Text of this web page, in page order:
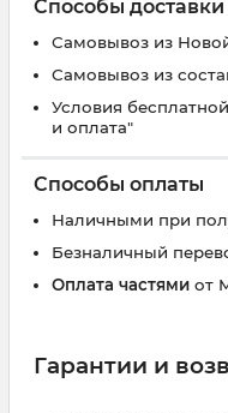
Способы доставки
Самовывоз из
Самовывоз из
Условия
и оплата"
Способы оплаты
Наличными при
Безналичный
Оплата частями от
Гарантии и